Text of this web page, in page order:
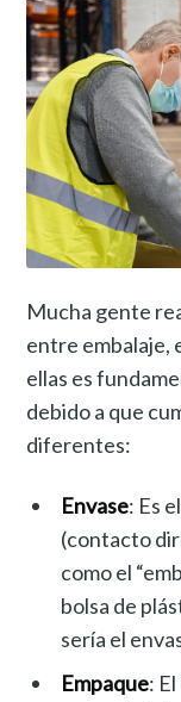
Mucha gente
entre embalaje,
ellas es
debido a que
diferentes:
Envase: Es
(contacto
como el
bolsa de
sería el
Empaque: